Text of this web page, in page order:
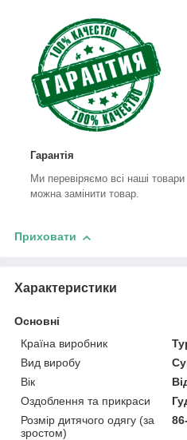
Гарантія
Ми перевіряємо всі наші
можна замінити товар.
Приховати
Характеристики
Основні
Країна виробник
Вид виробу
Вік
Оздоблення та прикраси
Розмір дитячого одягу (за
зростом)